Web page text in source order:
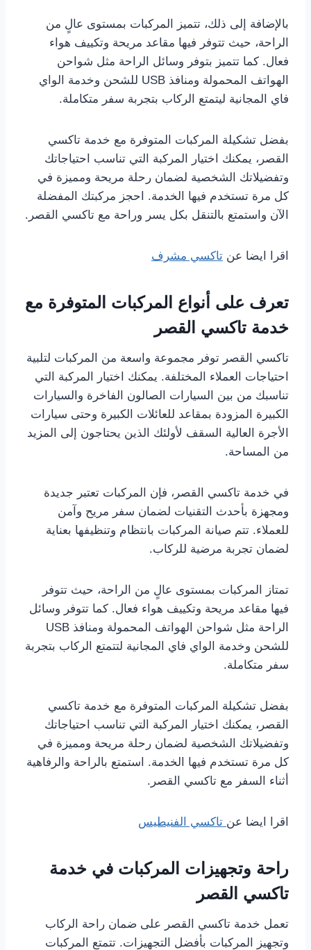
بالإضافة إلى ذلك، تتميز المركبات بمستوى عالٍ من
الراحة، حيث تتوفر فيها مقاعد مريحة وتكييف هواء
فعال. كما تتميز بتوفر وسائل الراحة مثل شواحن
الهواتف المحمولة ومنافذ USB للشحن وخدمة الواي
فاي المجانية ليتمتع الركاب بتجربة سفر متكاملة.
بفضل تشكيلة المركبات المتوفرة مع خدمة تاكسي
القصر، يمكنك اختيار المركبة التي تناسب احتياجاتك
وتفضيلاتك الشخصية لضمان رحلة مريحة ومميزة في
كل مرة تستخدم فيها الخدمة. احجز مركبتك المفضلة
الآن واستمتع بالتنقل بكل يسر وراحة مع تاكسي القصر.
اقرا ايضا عن تاكسي مشرف
تعرف على أنواع المركبات المتوفرة مع
خدمة تاكسي القصر
تاكسي القصر توفر مجموعة واسعة من المركبات لتلبية
احتياجات العملاء المختلفة. يمكنك اختيار المركبة التي
تناسبك من بين السيارات الصالون الفاخرة والسيارات
الكبيرة المزودة بمقاعد للعائلات الكبيرة وحتى سيارات
الأجرة العالية السقف لأولئك الذين يحتاجون إلى المزيد
من المساحة.
في خدمة تاكسي القصر، فإن المركبات تعتبر جديدة
ومجهزة بأحدث التقنيات لضمان سفر مريح وآمن
للعملاء. تتم صيانة المركبات بانتظام وتنظيفها بعناية
لضمان تجربة مرضية للركاب.
تمتاز المركبات بمستوى عالٍ من الراحة، حيث تتوفر
فيها مقاعد مريحة وتكييف هواء فعال. كما تتوفر وسائل
الراحة مثل شواحن الهواتف المحمولة ومنافذ USB
للشحن وخدمة الواي فاي المجانية لتتمتع الركاب بتجربة
سفر متكاملة.
بفضل تشكيلة المركبات المتوفرة مع خدمة تاكسي
القصر، يمكنك اختيار المركبة التي تناسب احتياجاتك
وتفضيلاتك الشخصية لضمان رحلة مريحة ومميزة في
كل مرة تستخدم فيها الخدمة. استمتع بالراحة والرفاهية
أثناء السفر مع تاكسي القصر.
اقرا ايضا عن تاكسي الفنيطيس
راحة وتجهيزات المركبات في خدمة
تاكسي القصر
تعمل خدمة تاكسي القصر على ضمان راحة الركاب
وتجهيز المركبات بأفضل التجهيزات. تتمتع المركبات